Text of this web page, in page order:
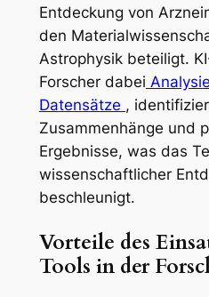
Entdeckung von
den
Astrophysik beteiligt.
Forscher dabei
Datensätze ,
Zusammenhänge und
Ergebnisse, was das
wissenschaftlicher
beschleunigt.
Vorteile des
Tools in der